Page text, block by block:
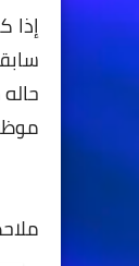
إذا